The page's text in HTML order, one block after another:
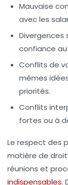
Mauvaise
avec les
Divergences
confiance
Conflits de
mêmes
priorités.
Conflits
fortes ou à
Le respect des
matière de
réunions et
indispensables.